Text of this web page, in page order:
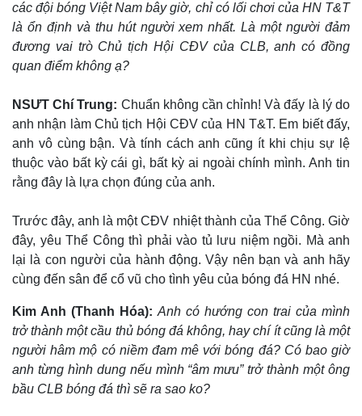
các đội bóng Việt Nam bây giờ, chỉ có lối chơi của HN T&T
là ổn định và thu hút người xem nhất. Là một người đảm
đương vai trò Chủ tịch Hội CĐV của CLB, anh có đồng
quan điểm không ạ?
NSƯT Chí Trung: Chuẩn không cần chỉnh! Và đấy là lý do
anh nhận làm Chủ tịch Hội CĐV của HN T&T. Em biết đấy,
anh vô cùng bận. Và tính cách anh cũng ít khi chịu sự lệ
thuộc vào bất kỳ cái gì, bất kỳ ai ngoài chính mình. Anh tin
rằng đây là lựa chọn đúng của anh.
Trước đây, anh là một CĐV nhiệt thành của Thể Công. Giờ
đây, yêu Thể Công thì phải vào tủ lưu niệm ngồi. Mà anh
lại là con người của hành động. Vậy nên bạn và anh hãy
cùng đến sân để cổ vũ cho tình yêu của bóng đá HN nhé.
Kim Anh (Thanh Hóa): Anh có hướng con trai của mình
trở thành một cầu thủ bóng đá không, hay chí ít cũng là một
người hâm mộ có niềm đam mê với bóng đá? Có bao giờ
anh từng hình dung nếu mình “âm mưu” trở thành một ông
bầu CLB bóng đá thì sẽ ra sao ko?